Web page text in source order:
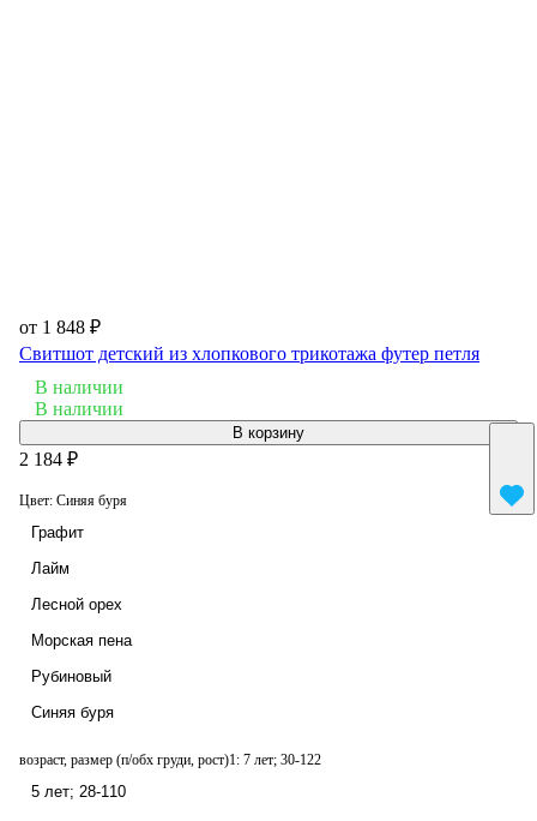
от 1 848 ₽
Свитшот детский из хлопкового трикотажа футер петля
В наличии
В наличии
В корзину
2 184 ₽
Цвет: Синяя буря
Графит
Лайм
Лесной орех
Морская пена
Рубиновый
Синяя буря
возраст, размер (п/обх груди, рост)1: 7 лет; 30-122
5 лет; 28-110